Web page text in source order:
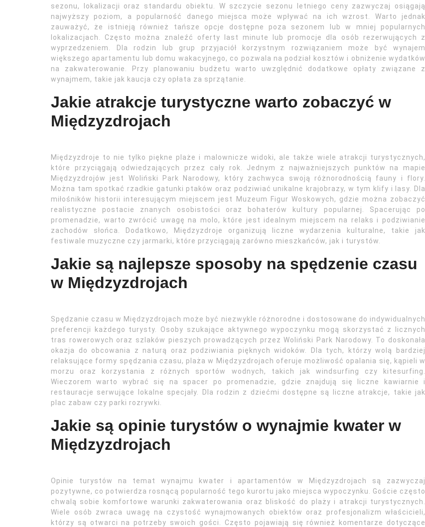
sezonu, lokalizacji oraz standardu obiektu. W szczycie sezonu letniego ceny zazwyczaj osiągają
najwyższy poziom, a popularność danego miejsca może wpływać na ich wzrost. Warto jednak
zauważyć, że istnieją również tańsze opcje dostępne poza sezonem lub w mniej popularnych
lokalizacjach. Często można znaleźć oferty last minute lub promocje dla osób rezerwujących z
wyprzedzeniem. Dla rodzin lub grup przyjaciół korzystnym rozwiązaniem może być wynajem
większego apartamentu lub domu wakacyjnego, co pozwala na podział kosztów i obniżenie wydatków
na zakwaterowanie. Przy planowaniu budżetu warto uwzględnić dodatkowe opłaty związane z
wynajmem, takie jak kaucja czy opłata za sprzątanie.
Jakie atrakcje turystyczne warto zobaczyć w
Międzyzdrojach
Międzyzdroje to nie tylko piękne plaże i malownicze widoki, ale także wiele atrakcji turystycznych,
które przyciągają odwiedzających przez cały rok. Jednym z najważniejszych punktów na mapie
Międzyzdrojów jest Woliński Park Narodowy, który zachwyca swoją różnorodnością fauny i flory.
Można tam spotkać rzadkie gatunki ptaków oraz podziwiać unikalne krajobrazy, w tym klify i lasy. Dla
miłośników historii interesującym miejscem jest Muzeum Figur Woskowych, gdzie można zobaczyć
realistyczne postacie znanych osobistości oraz bohaterów kultury popularnej. Spacerując po
promenadzie, warto zwrócić uwagę na molo, które jest idealnym miejscem na relaks i podziwianie
zachodów słońca. Dodatkowo, Międzyzdroje organizują liczne wydarzenia kulturalne, takie jak
festiwale muzyczne czy jarmarki, które przyciągają zarówno mieszkańców, jak i turystów.
Jakie są najlepsze sposoby na spędzenie czasu
w Międzyzdrojach
Spędzanie czasu w Międzyzdrojach może być niezwykle różnorodne i dostosowane do indywidualnych
preferencji każdego turysty. Osoby szukające aktywnego wypoczynku mogą skorzystać z licznych
tras rowerowych oraz szlaków pieszych prowadzących przez Woliński Park Narodowy. To doskonała
okazja do obcowania z naturą oraz podziwiania pięknych widoków. Dla tych, którzy wolą bardziej
relaksujące formy spędzania czasu, plaża w Międzyzdrojach oferuje możliwość opalania się, kąpieli w
morzu oraz korzystania z różnych sportów wodnych, takich jak windsurfing czy kitesurfing.
Wieczorem warto wybrać się na spacer po promenadzie, gdzie znajdują się liczne kawiarnie i
restauracje serwujące lokalne specjały. Dla rodzin z dziećmi dostępne są liczne atrakcje, takie jak
plac zabaw czy parki rozrywki.
Jakie są opinie turystów o wynajmie kwater w
Międzyzdrojach
Opinie turystów na temat wynajmu kwater i apartamentów w Międzyzdrojach są zazwyczaj
pozytywne, co potwierdza rosnącą popularność tego kurortu jako miejsca wypoczynku. Goście często
chwalą sobie komfortowe warunki zakwaterowania oraz bliskość do plaży i atrakcji turystycznych.
Wiele osób zwraca uwagę na czystość wynajmowanych obiektów oraz profesjonalizm właścicieli,
którzy są otwarci na potrzeby swoich gości. Często pojawiają się również komentarze dotyczące